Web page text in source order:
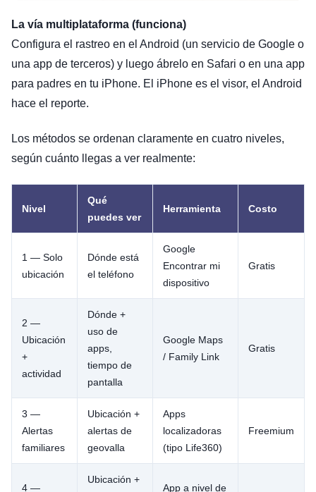
La vía multiplataforma (funciona)
Configura el rastreo en el Android (un servicio de Google o
una app de terceros) y luego ábrelo en Safari o en una app
para padres en tu iPhone. El iPhone es el visor, el Android
hace el reporte.
Los métodos se ordenan claramente en cuatro niveles,
según cuánto llegas a ver realmente:
Nivel
Qué
puedes ver
Herramienta Costo
1 — Solo
ubicación
Dónde está
el teléfono
Google
Encontrar mi
dispositivo
Gratis
2 —
Ubicación
+
actividad
Dónde +
uso de
apps,
tiempo de
pantalla
Google Maps
/ Family Link
Gratis
3 —
Alertas
familiares
Ubicación +
alertas de
geovalla
Apps
localizadoras
(tipo Life360)
Freemium
4 —
Ubicación +
App a nivel de